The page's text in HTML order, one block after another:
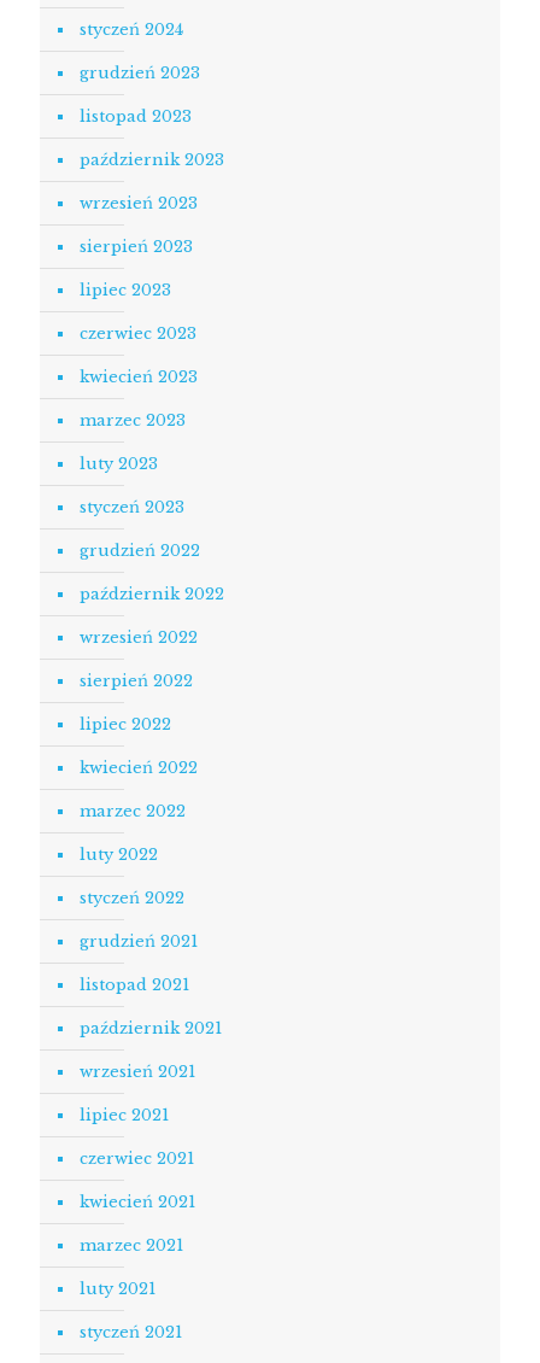
styczeń 2024
grudzień 2023
listopad 2023
październik 2023
wrzesień 2023
sierpień 2023
lipiec 2023
czerwiec 2023
kwiecień 2023
marzec 2023
luty 2023
styczeń 2023
grudzień 2022
październik 2022
wrzesień 2022
sierpień 2022
lipiec 2022
kwiecień 2022
marzec 2022
luty 2022
styczeń 2022
grudzień 2021
listopad 2021
październik 2021
wrzesień 2021
lipiec 2021
czerwiec 2021
kwiecień 2021
marzec 2021
luty 2021
styczeń 2021